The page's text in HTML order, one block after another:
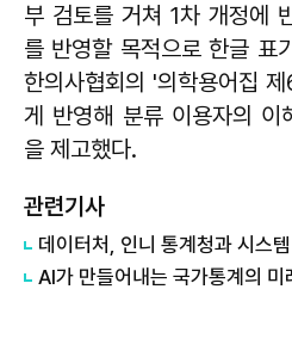
부 검토를 거쳐 1차 개정에
를 반영할 목적으로 한글 표
한의사협회의 '의학용어집
게 반영해 분류 이용자의 이
을 제고했다.
관련기사
데이터처, 인니 통계청과 시스
AI가 만들어내는 국가통계의